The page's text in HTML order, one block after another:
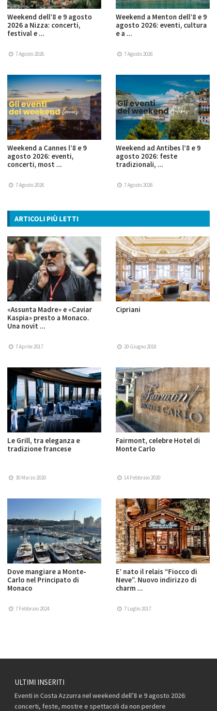
Weekend dell’8 e 9 agosto
2026 a Nizza: concerti,
festival e ...
7 Agosto 2026
Weekend a Menton dell’8 e 9
agosto 2026: eventi, cultura
e a ...
7 Agosto 2026
Weekend a Cannes l’8 e 9
agosto 2026: eventi,
concerti, most ...
7 Agosto 2026
Weekend ad Antibes l’8 e 9
agosto 2026: feste
tradizionali, ...
7 Agosto 2026
ARTICOLI PIÙ LETTI
«Assunta Madre» e «Caviar
Kaspia» presto a Monaco.
Una novit ...
7 Aprile 2017
Cipriani
20 Giugno 2018
Le Grill, tra eleganza e
tradizione francese
30 Marzo 2020
Fairmont, celebre Hotel di
Monte Carlo
14 Febbraio 2020
Dove mangiare a Monte-
Carlo nel Principato di
Monaco
7 Febbraio 2024
E’ nato il relais “Fiocco di
Neve”. Nuovo indirizzo di
charm ...
7 Luglio 2017
ULTIMI INSERITI
Eventi in Costa Azzurra nel weekend dell’8 e 9 agosto 2026:
concerti, feste, mostre e spettacoli da non perdere